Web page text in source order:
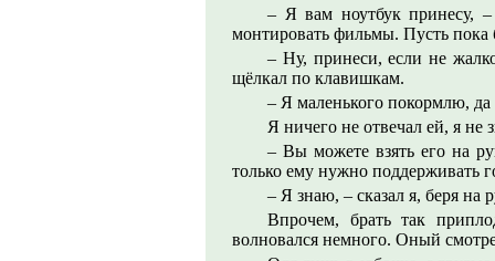
– Я вам ноутбук принесу,
монтировать фильмы. Пусть пока
– Ну, принеси, если не
щёлкал по клавишкам.
– Я маленького покормлю,
Я ничего не отвечал ей, я не
– Вы можете взять его на
только ему нужно поддерживать
– Я знаю, – сказал я, беря на
Впрочем, брать так
волновался немного. Оный